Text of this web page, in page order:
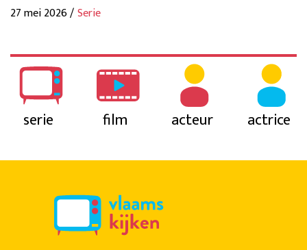
27 mei 2026 /Serie
serie film acteur actrice